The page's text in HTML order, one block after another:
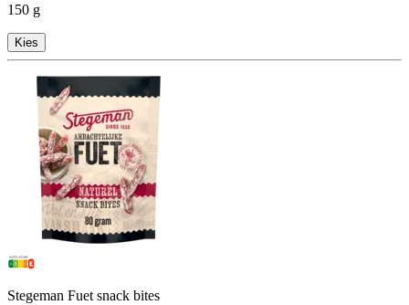
150 g
Kies
Stegeman Fuet snack bites